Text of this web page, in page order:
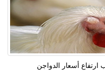
ارتفاع أسعار الدواجن